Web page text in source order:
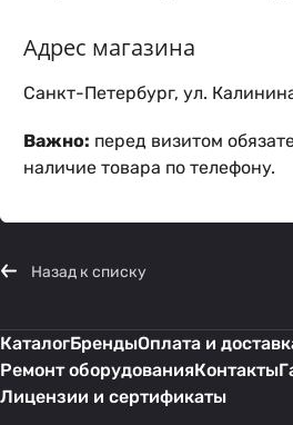
Адрес магазина
Санкт-Петербург, ул.
Важно: перед визитом
наличие товара по телефону.
Назад к списку
КаталогБрендыОплата и
Ремонт оборудованияКонтакты
Лицензии и сертификаты